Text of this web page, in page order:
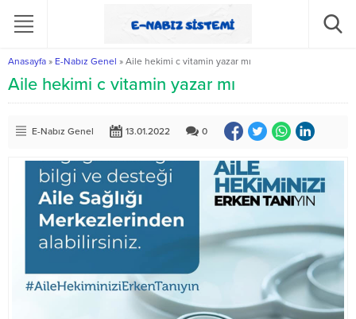
Anasayfa » E-Nabız Genel » Aile hekimi c vitamin yazar mı
Aile hekimi c vitamin yazar mı
E-Nabız Genel 13.01.2022 0